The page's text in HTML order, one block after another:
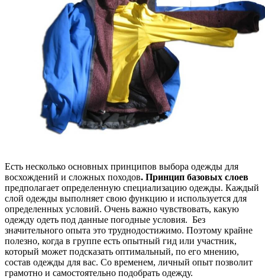
Есть несколько основных принципов выбора одежды для
восхождений и сложных походов. Принцип базовых слоев
предполагает определенную специализацию одежды. Каждый
слой одежды выполняет свою функцию и используется для
определенных условий. Очень важно чувствовать, какую
одежду одеть под данные погодные условия. Без
значительного опыта это труднодостижимо. Поэтому крайне
полезно, когда в группе есть опытный гид или участник,
который может подсказать оптимальный, по его мнению,
состав одежды для вас. Со временем, личный опыт позволит
грамотно и самостоятельно подобрать одежду.